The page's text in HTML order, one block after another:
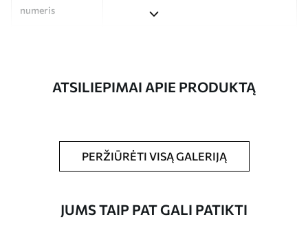
numeris
Tapetus galima švelniai valyti minkšta
kempine. Lakuotus tapetus galima valyti
Taikymo būdas Sklandus taikymas
ATSILIEPIMAI APIE PRODUKTĄ
PERŽIŪRĖTI VISĄ GALERIJĄ
JUMS TAIP PAT GALI PATIKTI